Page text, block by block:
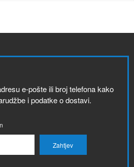
e-pošte ili broj telefona kako
i podatke o dostavi.